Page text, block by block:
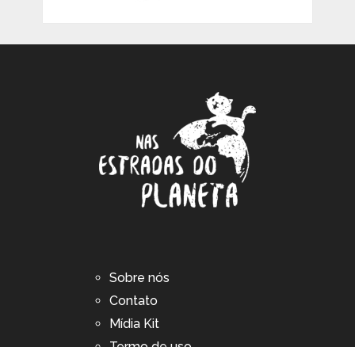
Sobre nós
Contato
Mídia Kit